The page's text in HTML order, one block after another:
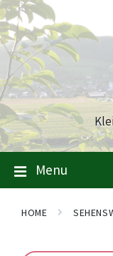
Skip
to
content
Skip
to
main
navigation
Skip
to
footer
Menu
HOME